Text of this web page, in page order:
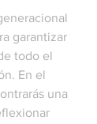
garantizar
todo el
En el
una